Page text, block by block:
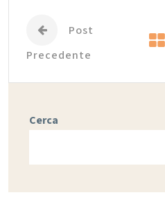
Post
Precedente
Cerca